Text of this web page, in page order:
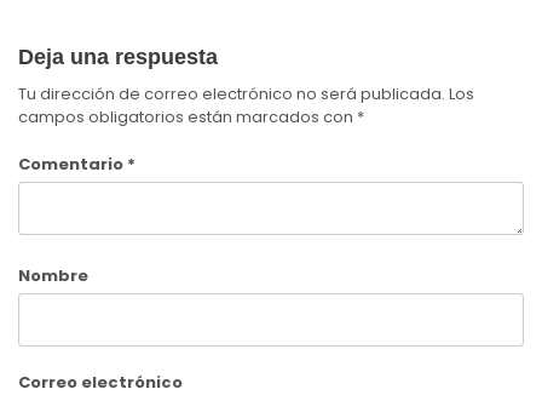
Deja una respuesta
Tu dirección de correo electrónico no será publicada. Los
campos obligatorios están marcados con *
Comentario *
Nombre
Correo electrónico